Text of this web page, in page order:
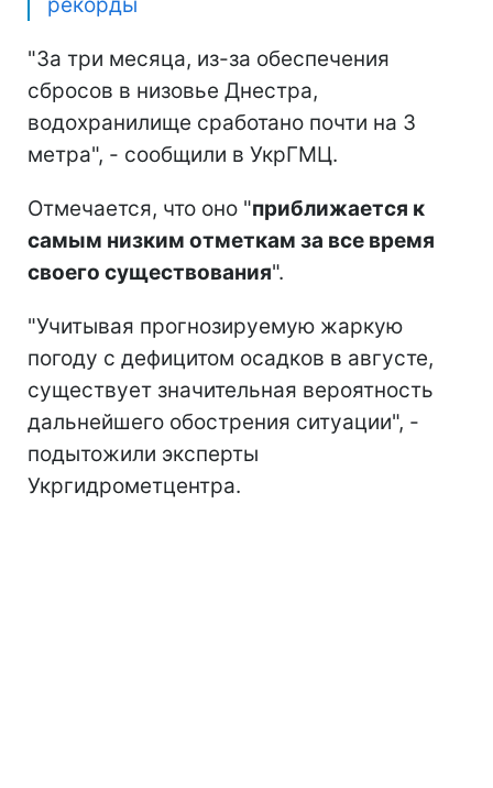
рекорды
"За три месяца, из-за обеспечения
сбросов в низовье Днестра,
водохранилище сработано почти на 3
метра", - сообщили в УкрГМЦ.
Отмечается, что оно "приближается к
самым низким отметкам за все время
своего существования".
"Учитывая прогнозируемую жаркую
погоду с дефицитом осадков в августе,
существует значительная вероятность
дальнейшего обострения ситуации", -
подытожили эксперты
Укргидрометцентра.